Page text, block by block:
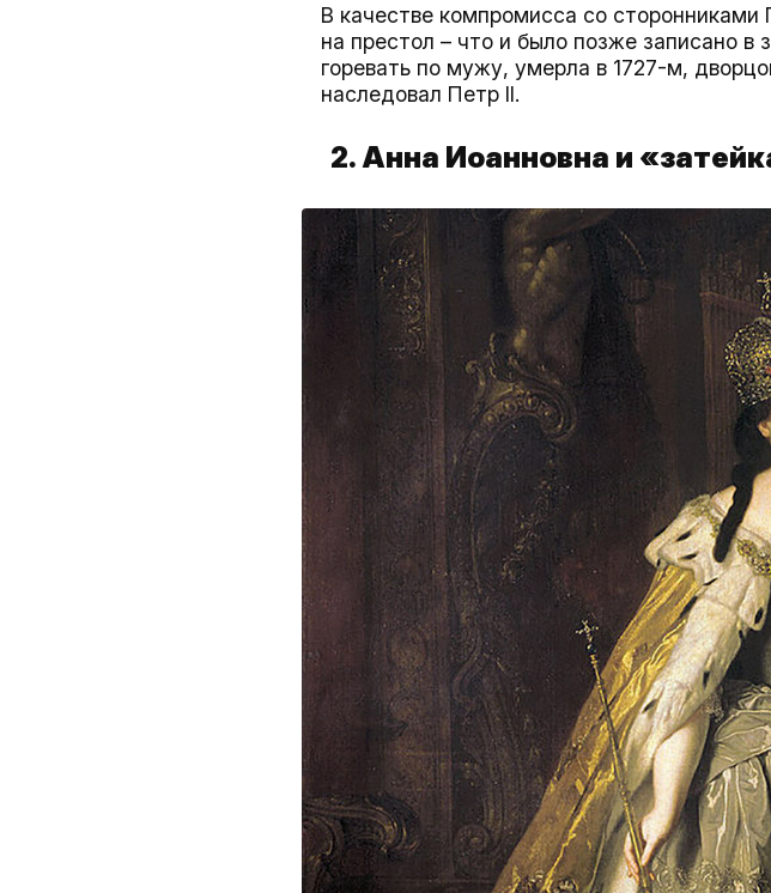
В качестве компромисса со
на престол – что и было позже записано в
горевать по мужу, умерла в 1727-м,
наследовал Петр II.
2. Анна Иоанновна и